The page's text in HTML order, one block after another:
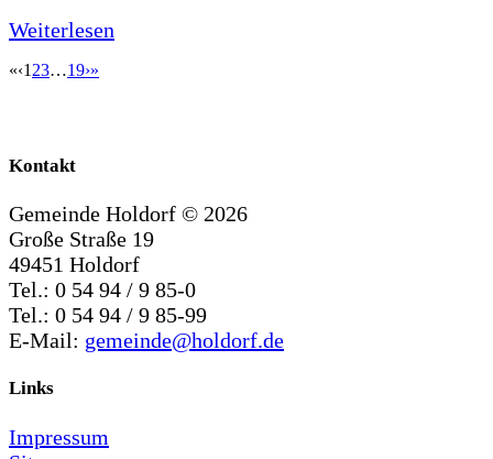
Weiterlesen
«‹1 23…19›»
Kontakt
Gemeinde Holdorf © 2026
Große Straße 19
49451 Holdorf
Tel.: 0 54 94 / 9 85-0
Tel.: 0 54 94 / 9 85-99
E-Mail: gemeinde@holdorf.de
Links
Impressum